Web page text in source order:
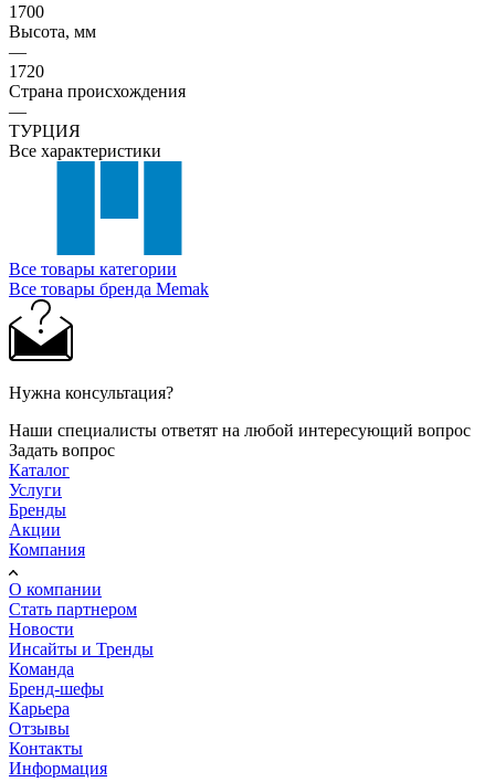
1700
Высота, мм
—
1720
Страна происхождения
—
ТУРЦИЯ
Все характеристики
Все товары категории
Все товары бренда Memak
Нужна консультация?
Наши специалисты ответят на любой интересующий вопрос
Задать вопрос
Каталог
Услуги
Бренды
Акции
Компания
О компании
Стать партнером
Новости
Инсайты и Тренды
Команда
Бренд-шефы
Карьера
Отзывы
Контакты
Информация